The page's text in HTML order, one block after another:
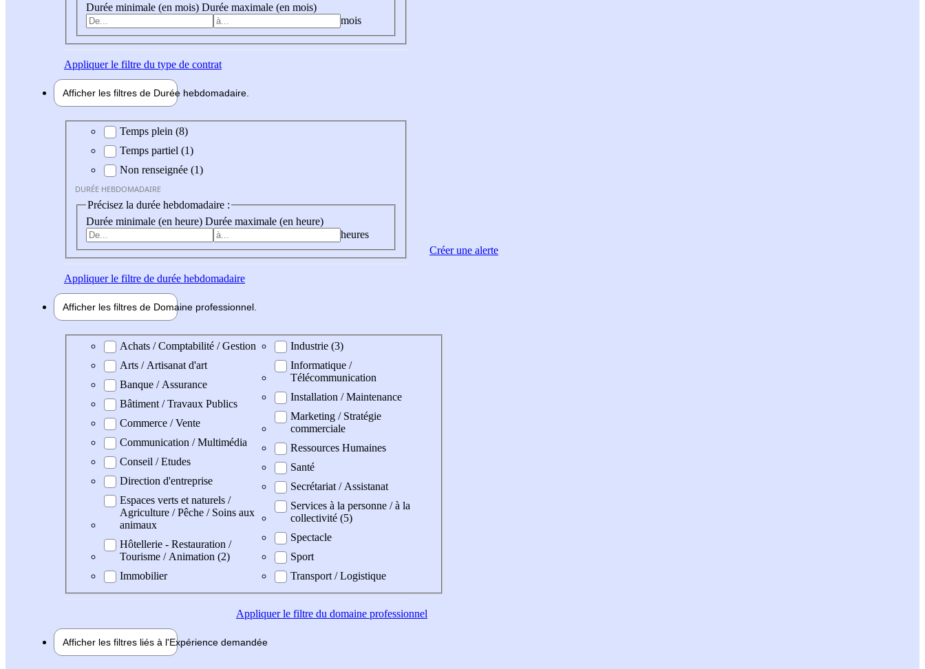
Durée minimale (en mois) Durée maximale (en mois)
mois
Appliquerle filtre du type de contrat
Afficher les filtres de Durée hebdomadaire
Durée hebdomadaire
Temps plein (8)
Temps partiel (1)
Non renseignée (1)
DURÉE HEBDOMADAIRE
Précisez la durée hebdomadaire :
Durée minimale (en heure) Durée maximale (en heure)
heures
Appliquerle filtre de durée hebdomadaire
Afficher les filtres de Domaine professionnel
Domaine professionel
Achats / Comptabilité / Gestion
Arts / Artisanat d'art
Banque / Assurance
Bâtiment / Travaux Publics
Commerce / Vente
Communication / Multimédia
Conseil / Etudes
Direction d'entreprise
Espaces verts et naturels /
Agriculture / Pêche / Soins aux
animaux
Hôtellerie - Restauration /
Tourisme / Animation (2)
Immobilier
Industrie (3)
Informatique /
Télécommunication
Installation / Maintenance
Marketing / Stratégie
commerciale
Ressources Humaines
Santé
Secrétariat / Assistanat
Services à la personne / à la
collectivité (5)
Spectacle
Sport
Transport / Logistique
Appliquerle filtre du domaine professionnel
Afficher les filtres liés à l'Expérience demandée
Créer une alerte